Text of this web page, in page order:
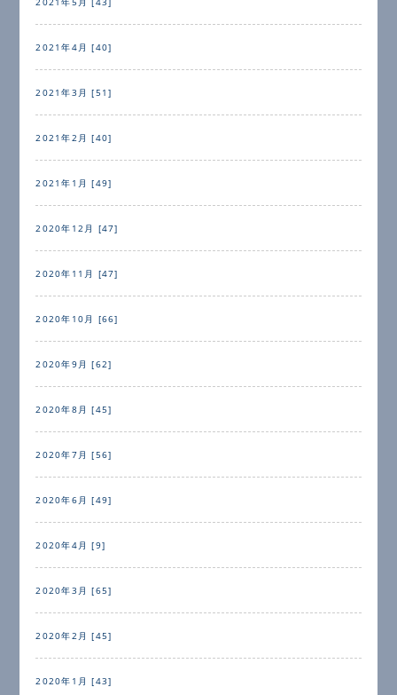
2021年4月 [40]
2021年3月 [51]
2021年2月 [40]
2021年1月 [49]
2020年12月 [47]
2020年11月 [47]
2020年10月 [66]
2020年9月 [62]
2020年8月 [45]
2020年7月 [56]
2020年6月 [49]
2020年4月 [9]
2020年3月 [65]
2020年2月 [45]
2020年1月 [43]